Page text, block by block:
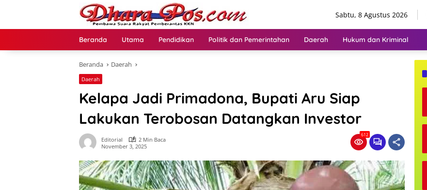
Sabtu, 8 Agustus 2026
Beranda Utama Pendidikan Politik dan Pemerintahan Daerah Hukum dan Kriminal
Beranda Daerah
Daerah
Kelapa Jadi Primadona, Bupati Aru Siap
Lakukan Terobosan Datangkan Investor
Editorial
2 Min Baca
November 3, 2025
612